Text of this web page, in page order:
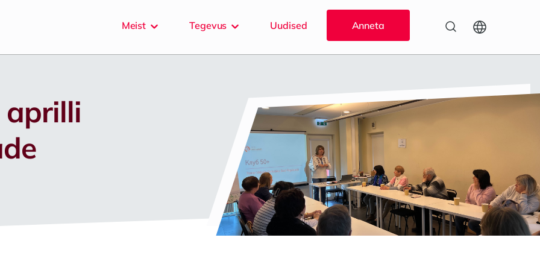
Meist Tegevus Uudised Anneta
aprilli